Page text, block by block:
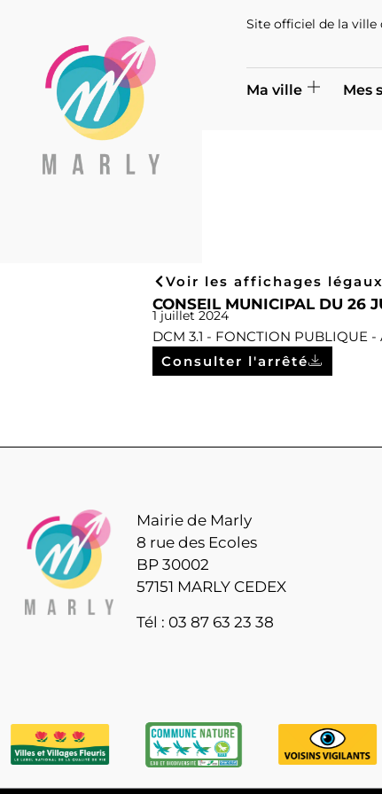
Site officiel de la ville
Ma ville Mes
Voir les affichages légaux
CONSEIL MUNICIPAL DU 26
1 juillet 2024
DCM 3.1 - FONCTION PUBLIQUE
Consulter l'arrêté
Mairie de Marly
8 rue des Ecoles
BP 30002
57151 MARLY CEDEX
Tél : 03 87 63 23 38